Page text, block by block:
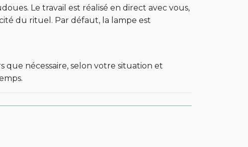
Le travail est réalisé en direct avec vous,
du rituel. Par défaut, la lampe est
nécessaire, selon votre situation et